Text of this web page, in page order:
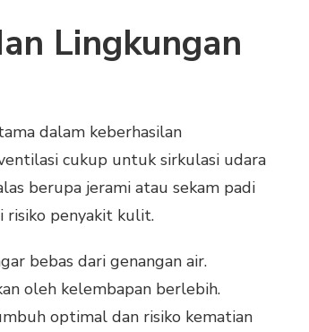
Lingkungan
dalam keberhasilan
cukup untuk sirkulasi udara
berupa jerami atau sekam padi
risiko penyakit kulit.
bebas dari genangan air.
oleh kelembapan berlebih.
optimal dan risiko kematian